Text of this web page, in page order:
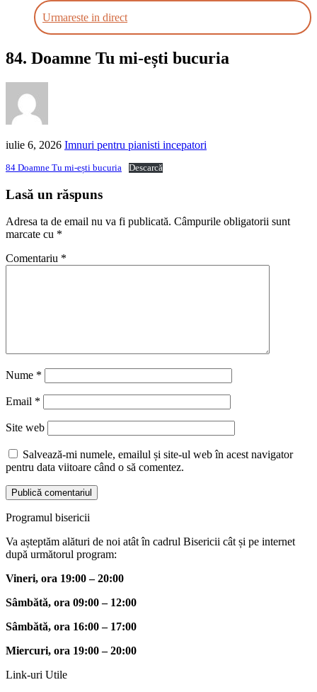
Urmareste in direct
84. Doamne Tu mi-ești bucuria
iulie 6, 2026 Imnuri pentru pianisti incepatori
84 Doamne Tu mi-ești bucuria Descarcă
Lasă un răspuns
Adresa ta de email nu va fi publicată. Câmpurile obligatorii sunt
marcate cu *
Comentariu *
Nume *
Email *
Site web
Salvează-mi numele, emailul și site-ul web în acest navigator
pentru data viitoare când o să comentez.
Programul bisericii
Va așteptăm alături de noi atât în cadrul Bisericii cât și pe internet
după următorul program:
Vineri, ora 19:00 – 20:00
Sâmbătă, ora 09:00 – 12:00
Sâmbătă, ora 16:00 – 17:00
Miercuri, ora 19:00 – 20:00
Link-uri Utile